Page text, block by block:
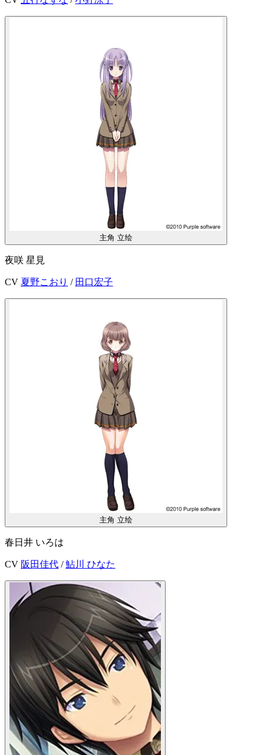
主角 立绘
夜咲 星見
CV 夏野こおり / 田口宏子
主角 立绘
春日井 いろは
CV 阪田佳代 /鮎川 ひなた